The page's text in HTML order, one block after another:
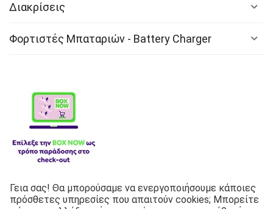
Διακρίσεις
Φορτιστές Μπαταριών - Battery Charger
Λιπαντικά
Γεια σας! Θα μπορούσαμε να ενεργοποιήσουμε κάποιες
πρόσθετες υπηρεσίες που απαιτούν cookies; Μπορείτε